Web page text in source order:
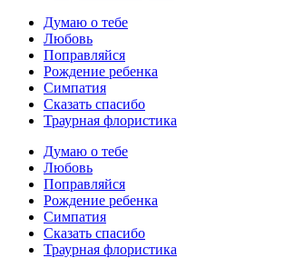
Думаю о тебе
Любовь
Поправляйся
Рождение ребенка
Симпатия
Сказать спасибо
Траурная флористика
Думаю о тебе
Любовь
Поправляйся
Рождение ребенка
Симпатия
Сказать спасибо
Траурная флористика